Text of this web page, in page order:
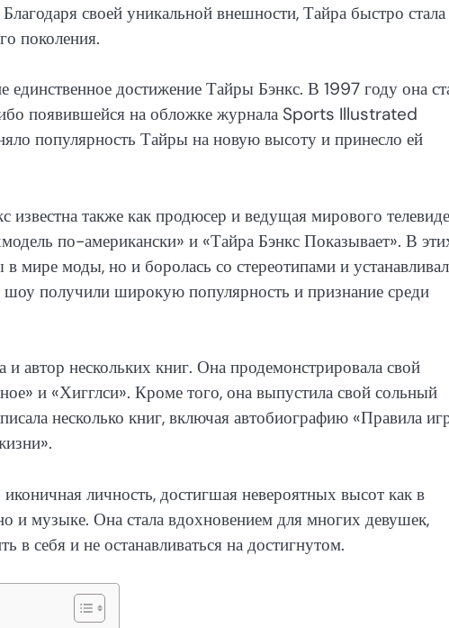
своей уникальной внешности, Тайра быстро стала
поколения.
достижение Тайры Бэнкс. В 1997 году она
появившейся на обложке журнала Sports Illustrated
популярность Тайры на новую высоту и принесло ей
также как продюсер и ведущая мирового
по-американски» и «Тайра Бэнкс Показывает». В
мире моды, но и боролась со стереотипами и
шоу получили широкую популярность и признание среди
и автор нескольких книг. Она продемонстрировала свой
и «Хигглси». Кроме того, она выпустила свой сольный
несколько книг, включая автобиографию «Правила
личность, достигшая невероятных высот как в
и музыке. Она стала вдохновением для многих девушек,
в себя и не останавливаться на достигнутом.